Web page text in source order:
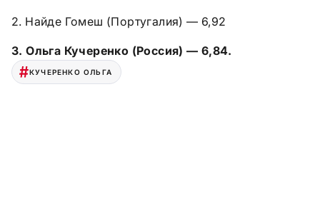
2. Найде Гомеш (Португалия) — 6,92
3. Ольга Кучеренко (Россия) — 6,84.
КУЧЕРЕНКО ОЛЬГА